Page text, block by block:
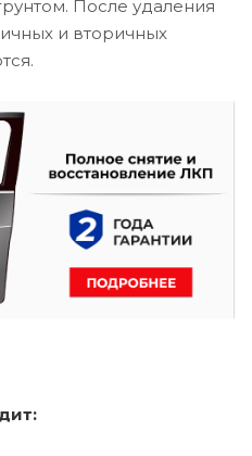
После удаления
и вторичных